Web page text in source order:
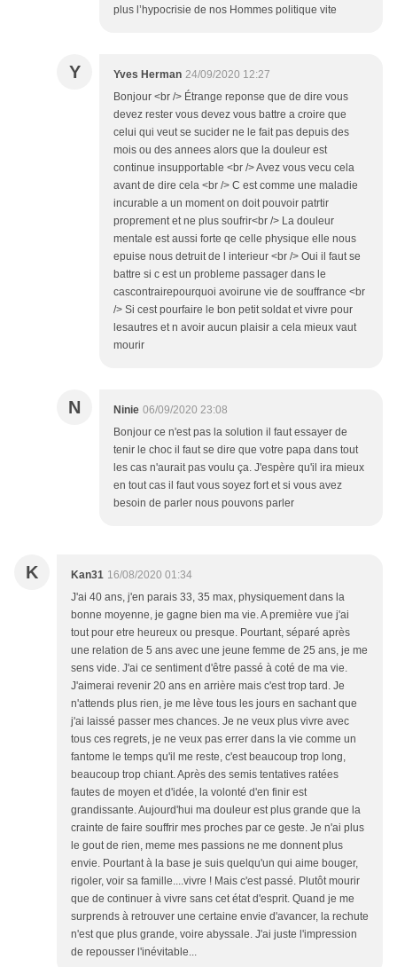
plus l’hypocrisie de nos Hommes politique vite
Y Yves Herman 24/09/2020 12:27
Bonjour <br /> Étrange reponse que de dire vous
devez rester vous devez vous battre a croire que
celui qui veut se sucider ne le fait pas depuis des
mois ou des annees alors que la douleur est
continue insupportable <br /> Avez vous vecu cela
avant de dire cela <br /> C est comme une maladie
incurable a un moment on doit pouvoir patrtir
proprement et ne plus soufrir<br /> La douleur
mentale est aussi forte qe celle physique elle nous
epuise nous detruit de l interieur <br /> Oui il faut se
battre si c est un probleme passager dans le
cascontrairepourquoi avoirune vie de souffrance <br
/> Si cest pourfaire le bon petit soldat et vivre pour
lesautres et n avoir aucun plaisir a cela mieux vaut
mourir
N Ninie 06/09/2020 23:08
Bonjour ce n'est pas la solution il faut essayer de
tenir le choc il faut se dire que votre papa dans tout
les cas n'aurait pas voulu ça. J'espère qu'il ira mieux
en tout cas il faut vous soyez fort et si vous avez
besoin de parler nous pouvons parler
K Kan31 16/08/2020 01:34
J'ai 40 ans, j'en parais 33, 35 max, physiquement dans la
bonne moyenne, je gagne bien ma vie. A première vue j'ai
tout pour etre heureux ou presque. Pourtant, séparé après
une relation de 5 ans avec une jeune femme de 25 ans, je me
sens vide. J'ai ce sentiment d'être passé à coté de ma vie.
J'aimerai revenir 20 ans en arrière mais c'est trop tard. Je
n'attends plus rien, je me lève tous les jours en sachant que
j'ai laissé passer mes chances. Je ne veux plus vivre avec
tous ces regrets, je ne veux pas errer dans la vie comme un
fantome le temps qu'il me reste, c'est beaucoup trop long,
beaucoup trop chiant. Après des semis tentatives ratées
fautes de moyen et d'idée, la volonté d'en finir est
grandissante. Aujourd'hui ma douleur est plus grande que la
crainte de faire souffrir mes proches par ce geste. Je n'ai plus
le gout de rien, meme mes passions ne me donnent plus
envie. Pourtant à la base je suis quelqu'un qui aime bouger,
rigoler, voir sa famille....vivre ! Mais c'est passé. Plutôt mourir
que de continuer à vivre sans cet état d'esprit. Quand je me
surprends à retrouver une certaine envie d'avancer, la rechute
n'est que plus grande, voire abyssale. J'ai juste l'impression
de repousser l'inévitable...